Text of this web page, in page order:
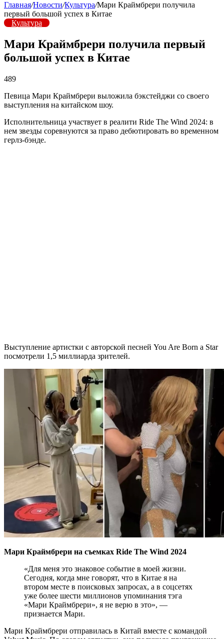
Главная/Новости/Культура/Мари Краймбрери получила
первый большой успех в Китае
Культура
Мари Краймбрери получила первый
большой успех в Китае
489
Певица Мари Краймбрери выложила бэкстейджи со своего
выступления на китайском шоу.
Исполнительница участвует в реалити Ride The Wind 2024: в
нем звезды соревнуются за право дебютировать во временном
герлз-бэнде.
Выступление артистки с авторской песней You Are Born a Star
посмотрели 1,5 миллиарда зрителей.
Мари Краймбрери на съемках Ride The Wind 2024
«Для меня это знаковое событие в моей жизни.
Сегодня, когда мне говорят, что в Китае я на
втором месте в поисковых запросах, а в соцсетях
уже более шести миллионов упоминания тэга
«Мари Краймбрери», я не верю в это», —
признается Мари.
Мари Краймбрери отправилась в Китай вместе с командой